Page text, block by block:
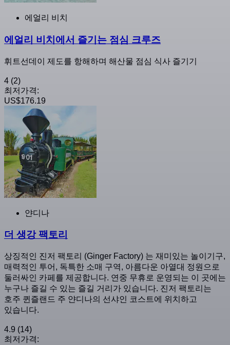
에얼리 비치
에얼리 비치에서 즐기는 점심 크루즈
휘트선데이 제도를 항해하며 해산물 점심 식사 즐기기
4 (2)
최저가격:
US$176.19
얀디나
더 생강 팩토리
상징적인 진저 팩토리 (Ginger Factory) 는 재미있는 놀이기구,
매력적인 투어, 독특한 소매 구역, 아름다운 아열대 정원으로
둘러싸인 카페를 제공합니다. 연중 무휴로 운영되는 이 곳에는
누구나 즐길 수 있는 즐길 거리가 있습니다. 진저 팩토리는
호주 퀸즐랜드 주 얀디나의 선샤인 코스트에 위치하고
있습니다.
4.9 (14)
최저가격: